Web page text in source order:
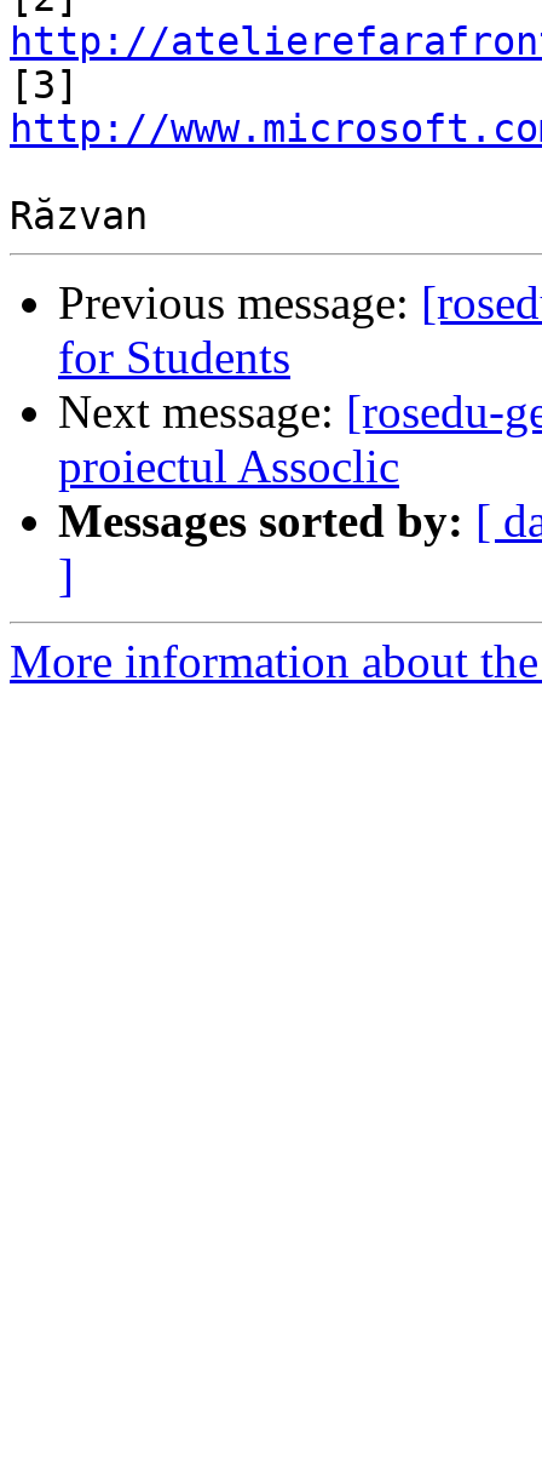
http://
http://
Previous message:
for Students
Next message: [rosedu-
proiectul Assoclic
Messages sorted by: [
]
More information about